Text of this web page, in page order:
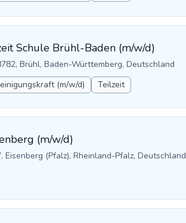
Schule Brühl-Baden (m/w/d)
Brühl, Baden-Württemberg, Deutschland
(m/w/d) Teilzeit
(m/w/d)
Eisenberg (Pfalz), Rheinland-Pfalz, Deutschland